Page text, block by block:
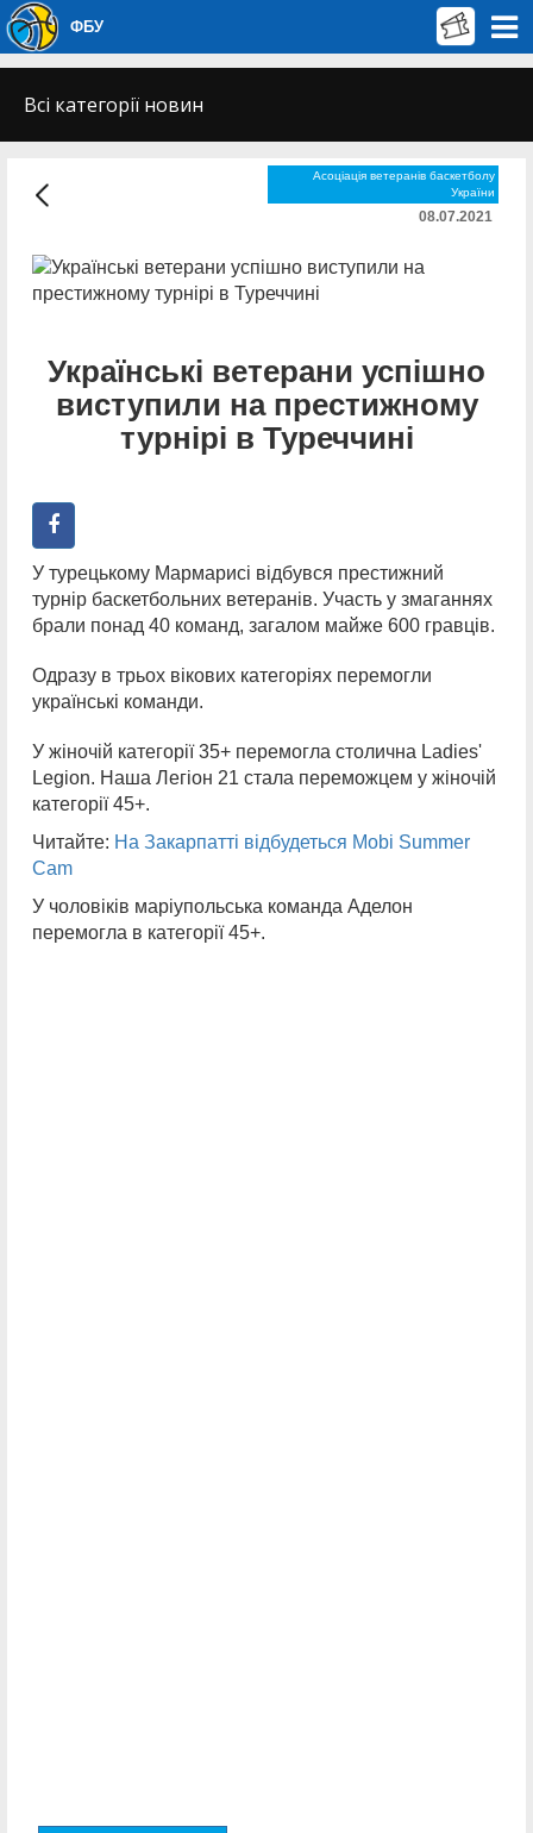
ФБУ
Всі категорії новин
Асоціація ветеранів баскетболу
України
08.07.2021
Українські ветерани успішно
виступили на престижному
турнірі в Туреччині
У турецькому Мармарисі відбувся престижний
турнір баскетбольних ветеранів. Участь у змаганнях
брали понад 40 команд, загалом майже 600 гравців.
Одразу в трьох вікових категоріях перемогли
українські команди.
У жіночій категорії 35+ перемогла столична Ladies'
Legion. Наша Легіон 21 стала переможцем у жіночій
категорії 45+.
Читайте: На Закарпатті відбудеться Mobi Summer
Cam
У чоловіків маріупольська команда Аделон
перемогла в категорії 45+.